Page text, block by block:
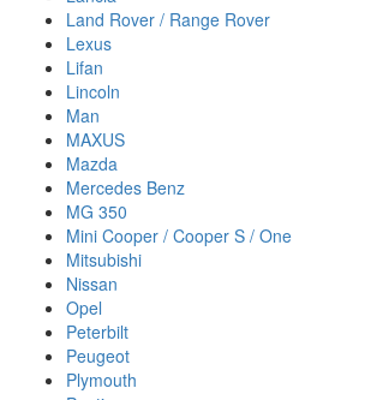
Land Rover / Range Rover
Lexus
Lifan
Lincoln
Man
MAXUS
Mazda
Mercedes Benz
MG 350
Mini Cooper / Cooper S / One
Mitsubishi
Nissan
Opel
Peterbilt
Peugeot
Plymouth